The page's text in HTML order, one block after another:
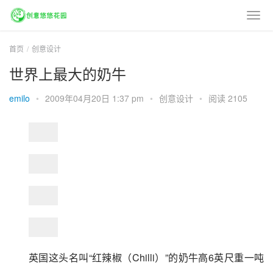
首页 创意设计
世界上最大的奶牛
emilo • 2009年04月20日 1:37 pm • 创意设计 • 阅读 2105
英国这头名叫“红辣椒（Chilli）”的奶牛高6英尺重一吨